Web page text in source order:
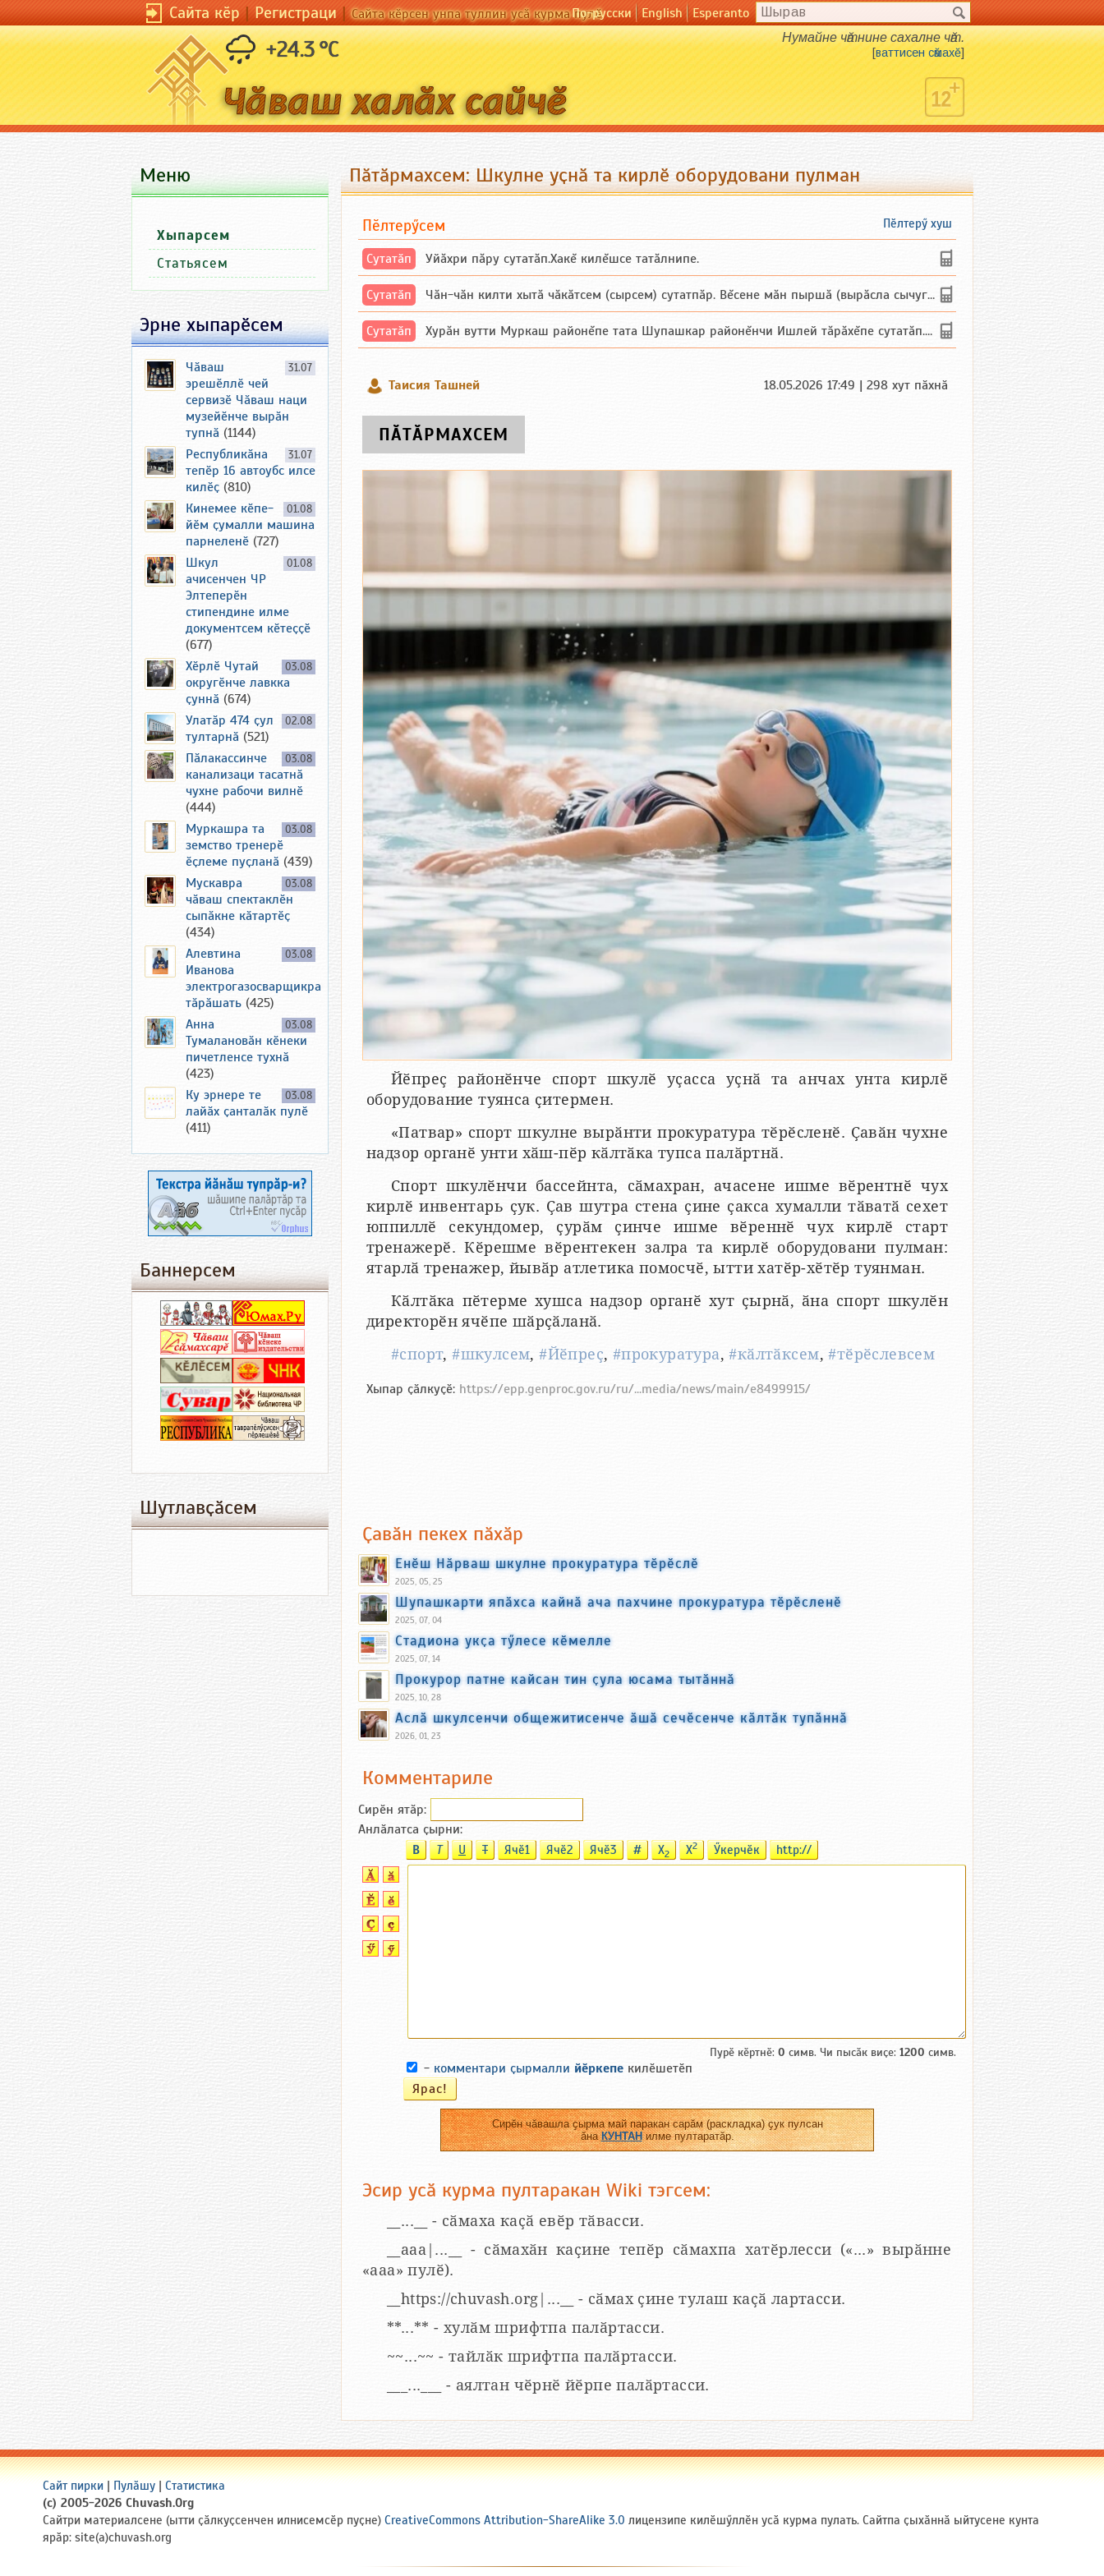
Сайта кӗр|Регистраци|Сайта кӗрсен унпа туллин усӑ курма пулӗПо-русски English Esperanto
+24.3 °C Нумайне чӑтнине сахалне чӑт.
[ваттисен сӑмахӗ]
Пӑтӑрмахсем: Шкулне уҫнӑ та кирлӗ оборудовани пулман
Пӗлтерӳ хуш
Пӗлтерӳсем
Сутатӑп Уйăхри пăру сутатăп.Хакĕ килĕшсе татăлнипе.
Сутатӑп Чăн-чăн килти хытă чăкăтсем (сырсем) сутатпăр. Вĕсене мăн пыршă (вырăсла сычуг) ...
Сутатӑп Хурăн вутти Муркаш районĕпе тата Шупашкар районĕнчи Ишлей тăрăхĕпе сутатăп. Ха...
Таисия Ташней 18.05.2026 17:49 | 298 хут пӑхнӑ
ПӐТӐРМАХСЕМ
Йӗпреҫ районӗнче спорт шкулӗ уҫасса уҫнӑ та анчах унта кирлӗ
оборудование туянса ҫитермен.
«Патвар» спорт шкулне вырӑнти прокуратура тӗрӗсленӗ. Ҫавӑн чухне
надзор органӗ унти хӑш-пӗр кӑлтӑка тупса палӑртнӑ.
Спорт шкулӗнчи бассейнта, сӑмахран, ачасене ишме вӗрентнӗ чух
кирлӗ инвентарь ҫук. Ҫав шутра стена ҫине ҫакса хумалли тӑватӑ сехет
юппиллӗ секундомер, ҫурӑм ҫинче ишме вӗреннӗ чух кирлӗ старт
тренажерӗ. Кӗрешме вӗрентекен залра та кирлӗ оборудовани пулман:
ятарлӑ тренажер, йывӑр атлетика помосчӗ, ытти хатӗр-хӗтӗр туянман.
Кӑлтӑка пӗтерме хушса надзор органӗ хут ҫырнӑ, ӑна спорт шкулӗн
директорӗн ячӗпе шӑрҫӑланӑ.
#спорт,#шкулсем,#Йӗпреҫ, #прокуратура,#кӑлтӑксем,#тӗрӗслевсем
Хыпар ҫӑлкуҫӗ: https://epp.genproc.gov.ru/ru/...media/news/main/e8499915/
Ҫавӑн пекех пӑхӑр
Енӗш Нӑрваш шкулне прокуратура тӗрӗслӗ
2025, 05, 25
Шупашкарти япӑхса кайнӑ ача пахчине прокуратура тӗрӗсленӗ
2025, 07, 04
Стадиона укҫа тӳлесе кӗмелле
2025, 07, 14
Прокурор патне кайсан тин ҫула юсама тытӑннӑ
2025, 10, 28
Аслӑ шкулсенчи общежитисенче ӑшӑ сечӗсенче кӑлтӑк тупӑннӑ
2026, 01, 23
Комментариле
Сирӗн ятӑp:
Анлӑлатса ҫырни:
B T U T Ячӗ1 Ячӗ2 Ячӗ3 # X2 X2 Ӳкерчӗк http://
Пурӗ кӗртнӗ: 0 симв. Чи пысӑк виҫе: 1200 симв.
- комментари ҫырмалли йӗркепе килӗшетӗп
Сирӗн чӑвашла ҫырма май паракан сарӑм (раскладка) ҫук пулсан
ӑнаКУНТАНилме пултаратӑр.
Эсир усӑ курма пултаракан Wiki тэгсем:
__...__ - сӑмаха каҫӑ евӗр тӑвасси.
__aaa|...__ - сӑмахӑн каҫине тепӗр сӑмахпа хатӗрлесси («...» вырӑнне
«ааа» пулӗ).
__https://chuvash.org|...__ - сӑмах ҫине тулаш каҫӑ лартасси.
**...** - хулӑм шрифтпа палӑртасси.
~~...~~ - тайлӑк шрифтпа палӑртасси.
___...___ - аялтан чӗрнӗ йӗрпе палӑртасси.
Меню
Хыпарсем
Статьясем
Эрне хыпарӗсем
31.07
Чӑваш
эрешӗллӗ чей
сервизӗ Чӑваш наци
музейӗнче вырӑн
тупнӑ (1144)
31.07
Республикӑна
тепӗр 16 автоубс илсе
килӗҫ (810)
01.08
Кинемее кӗпе-
йӗм ҫумалли машина
парнеленӗ (727)
01.08
Шкул
ачисенчен ЧР
Элтеперӗн
стипендине илме
документсем кӗтеҫҫӗ
(677)
03.08
Хӗрлӗ Чутай
округӗнче лавкка
ҫуннӑ (674)
02.08
Улатӑр 474 ҫул
тултарнӑ (521)
03.08
Пӑлакассинче
канализаци тасатнӑ
чухне рабочи вилнӗ
(444)
03.08
Муркашра та
земство тренерӗ
ӗҫлеме пуҫланӑ (439)
03.08
Мускавра
чӑваш спектаклӗн
сыпӑкне кӑтартӗҫ
(434)
03.08
Алевтина
Иванова
электрогазосварщикра
тӑрӑшать (425)
03.08
Анна
Тумалановӑн кӗнеки
пичетленсе тухнӑ
(423)
03.08
Ку эрнере те
лайӑх ҫанталӑк пулӗ
(411)
Баннерсем
Шутлавҫӑсем
Сайт пирки | Пулӑшу | Статистика
(c) 2005-2026 Chuvash.Org
Сайтри материалсене (ытти ҫӑлкуҫсенчен илнисемсӗр пуҫне) CreativeCommons Attribution-ShareAlike 3.0 лицензипе килӗшӳллӗн усӑ курма пулать. Сайтпа ҫыхӑннӑ ыйтусене кунта
ярӑр: site(a)chuvash.org